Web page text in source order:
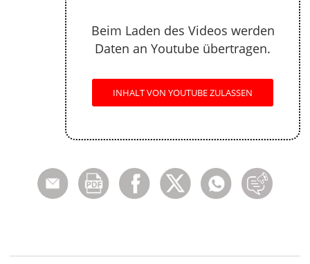
Beim Laden des Videos werden
Daten an Youtube übertragen.
INHALT VON YOUTUBE ZULASSEN